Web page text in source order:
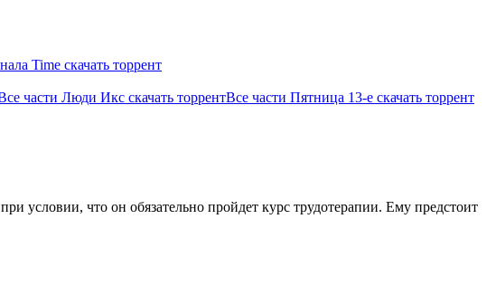
Time скачать торрент
части Люди Икс скачать торрентВсе части Пятница 13-е скачать торрент
условии, что он обязательно пройдет курс трудотерапии. Ему предстоит